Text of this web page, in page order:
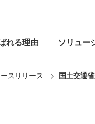
れる理由 ソリュー
スリリース 国土交通省が進める